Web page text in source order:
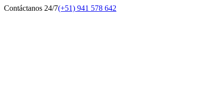
Contáctanos 24/7(+51) 941 578 642